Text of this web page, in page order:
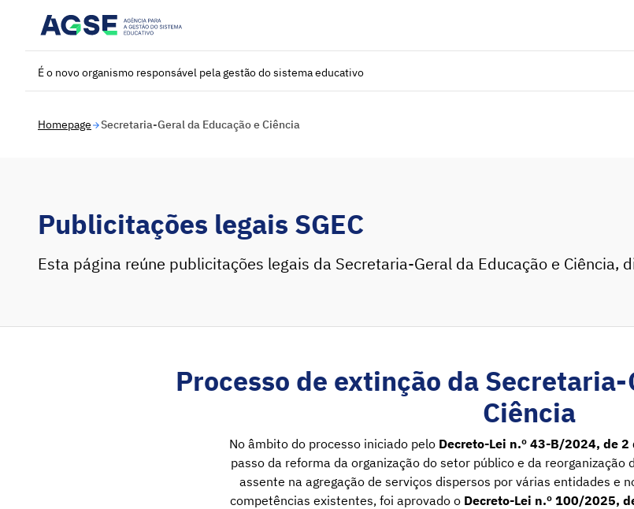
É o novo organismo responsável pela gestão do sistema educativo
Homepage Secretaria-Geral da Educação e Ciência
Publicitações legais SGEC
Esta página reúne publicitações legais da Secretaria-Geral da Educação e Ciência,
Processo de extinção da
Ciência
No âmbito do processo iniciado pelo Decreto-Lei n.º 43-B/2024, de 2
passo da reforma da organização do setor público e da
assente na agregação de serviços dispersos por várias entidades e
competências existentes, foi aprovado o Decreto-Lei n.º 100/2025,